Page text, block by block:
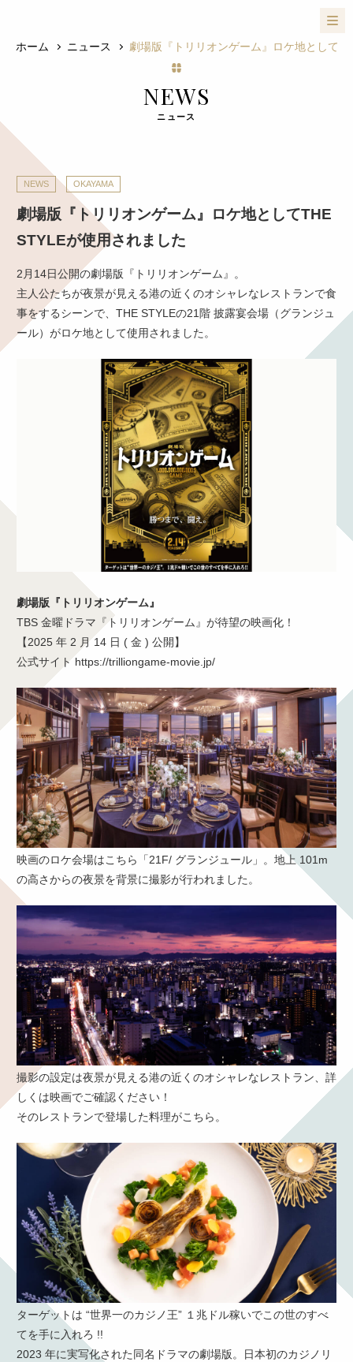
ホーム ニュース 劇場版『トリリオンゲーム』ロケ地として
NEWS
ニュース
NEWS OKAYAMA
劇場版『トリリオンゲーム』ロケ地としてTHE
STYLEが使用されました
2月14日公開の劇場版『トリリオンゲーム』。
主人公たちが夜景が見える港の近くのオシャレなレストランで食
事をするシーンで、THE STYLEの21階 披露宴会場（グランジュ
ール）がロケ地として使用されました。
劇場版『トリリオンゲーム』
TBS 金曜ドラマ『トリリオンゲーム』が待望の映画化！
【2025 年 2 月 14 日 ( 金 ) 公開】
公式サイト https://trilliongame-movie.jp/
映画のロケ会場はこちら「21F/ グランジュール」。地上 101m
の高さからの夜景を背景に撮影が行われました。
撮影の設定は夜景が見える港の近くのオシャレなレストラン、詳
しくは映画でご確認ください！
そのレストランで登場した料理がこちら。
ターゲットは “世界一のカジノ王” １兆ドル稼いでこの世のすべ
てを手に入れろ !!
2023 年に実写化された同名ドラマの劇場版。日本初のカジノリ